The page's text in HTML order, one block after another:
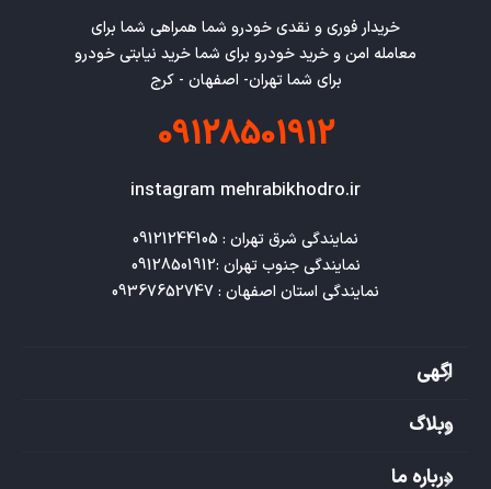
خریدار فوری و نقدی خودرو شما همراهی شما برای
معامله امن و خرید خودرو برای شما خرید نیابتی خودرو
برای شما تهران- اصفهان - کرج
09128501912
instagram mehrabikhodro.ir
نمایندگی استان اصفهان : 09367652747
اگهی
وبلاگ
درباره ما